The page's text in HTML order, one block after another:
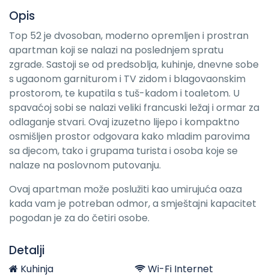
Opis
Top 52 je dvosoban, moderno opremljen i prostran
apartman koji se nalazi na poslednjem spratu
zgrade. Sastoji se od predsoblja, kuhinje, dnevne sobe
s ugaonom garniturom i TV zidom i blagovaonskim
prostorom, te kupatila s tuš-kadom i toaletom. U
spavaćoj sobi se nalazi veliki francuski ležaj i ormar za
odlaganje stvari. Ovaj izuzetno lijepo i kompaktno
osmišljen prostor odgovara kako mladim parovima
sa djecom, tako i grupama turista i osoba koje se
nalaze na poslovnom putovanju.
Ovaj apartman može poslužiti kao umirujuća oaza
kada vam je potreban odmor, a smještajni kapacitet
pogodan je za do četiri osobe.
Detalji
Kuhinja
Wi-Fi Internet